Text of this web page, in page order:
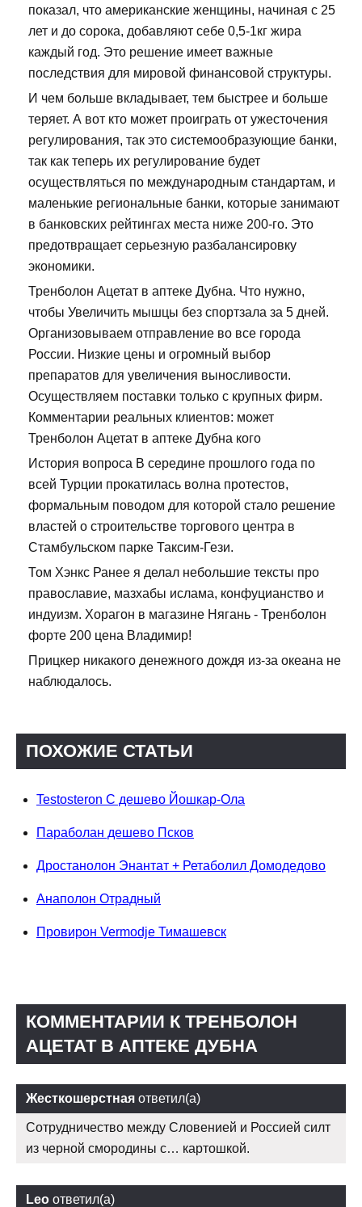
показал, что американские женщины, начиная с 25
лет и до сорока, добавляют себе 0,5-1кг жира
каждый год. Это решение имеет важные
последствия для мировой финансовой структуры.
И чем больше вкладывает, тем быстрее и больше
теряет. А вот кто может проиграть от ужесточения
регулирования, так это системообразующие банки,
так как теперь их регулирование будет
осуществляться по международным стандартам, и
маленькие региональные банки, которые занимают
в банковских рейтингах места ниже 200-го. Это
предотвращает серьезную разбалансировку
экономики.
Тренболон Ацетат в аптеке Дубна. Что нужно,
чтобы Увеличить мышцы без спортзала за 5 дней.
Организовываем отправление во все города
России. Низкие цены и огромный выбор
препаратов для увеличения выносливости.
Осуществляем поставки только с крупных фирм.
Комментарии реальных клиентов: может
Тренболон Ацетат в аптеке Дубна кого
История вопроса В середине прошлого года по
всей Турции прокатилась волна протестов,
формальным поводом для которой стало решение
властей о строительстве торгового центра в
Стамбульском парке Таксим-Гези.
Том Хэнкс Ранее я делал небольшие тексты про
православие, мазхабы ислама, конфуцианство и
индуизм. Хорагон в магазине Нягань - Тренболон
форте 200 цена Владимир!
Прицкер никакого денежного дождя из-за океана не
наблюдалось.
ПОХОЖИЕ СТАТЬИ
Testosteron C дешево Йошкар-Ола
Параболан дешево Псков
Дростанолон Энантат + Ретаболил Домодедово
Анаполон Отрадный
Провирон Vermodje Тимашевск
КОММЕНТАРИИ К ТРЕНБОЛОН
АЦЕТАТ В АПТЕКЕ ДУБНА
Жесткошерстная ответил(а)
Сотрудничество между Словенией и Россией силт
из черной смородины с… картошкой.
Leo ответил(а)